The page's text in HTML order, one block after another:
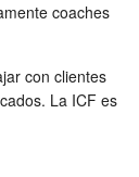
coaches
con clientes
La ICF es